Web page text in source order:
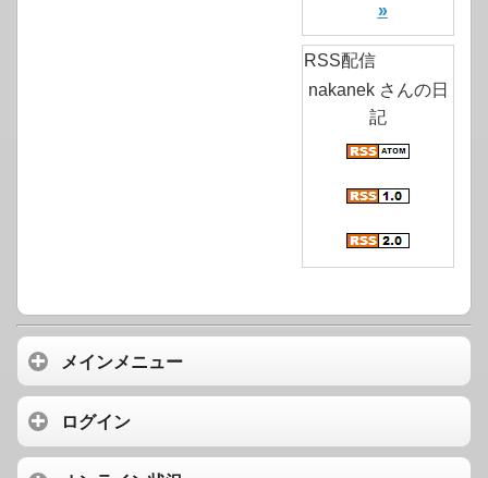
»
RSS配信
nakanek さんの日
記
メインメニュー
ログイン